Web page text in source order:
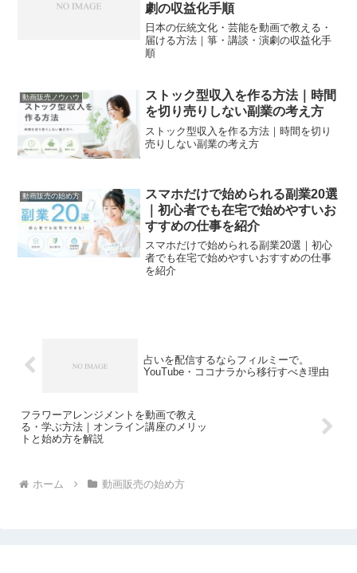
劇の収益化手順
日本の伝統文化・芸能を動画で教える・
届ける方法｜箏・講談・演劇の収益化手
順
動画販売ノウハウ
ストック型収入を作る方法｜時間
を切り売りしない副業の考え方
ストック型収入を作る方法｜時間を切り
売りしない副業の考え方
動画販売の始め方
スマホだけで始められる副業20選
｜初心者でも在宅で始めやすいお
すすめの仕事を紹介
スマホだけで始められる副業20選｜初心
者でも在宅で始めやすいおすすめの仕事
を紹介
占いを配信するならフィルミーで。
YouTube・ココナラから移行すべき理由
フラワーアレンジメントを動画で教え
る・学ぶ方法｜オンライン講座のメリッ
トと始め方を解説
ホーム 動画販売の始め方